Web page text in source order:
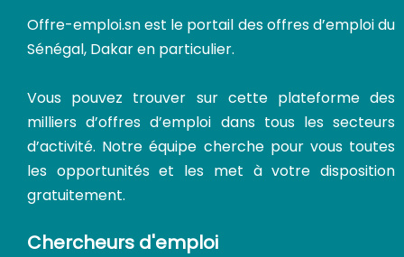
Offre-emploi.snest le portail des offres d’emploi du
Sénégal, Dakar en particulier.
Vous pouvez trouver sur cette plateforme des
milliers d’offres d’emploi dans tous les secteurs
d’activité. Notre équipe cherche pour vous toutes
les opportunités et les met à votre disposition
gratuitement.
Chercheurs d'emploi